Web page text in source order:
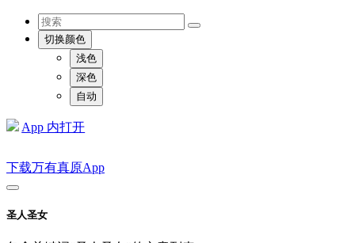
切换颜色
浅色
深色
自动
App 内打开
下载万有真原App
圣人圣女